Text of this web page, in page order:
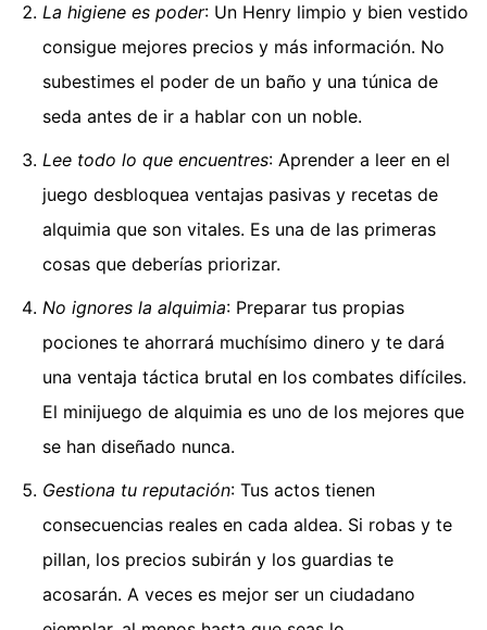
La higiene es poder: Un Henry limpio y bien vestido
consigue mejores precios y más información. No
subestimes el poder de un baño y una túnica de
seda antes de ir a hablar con un noble.
Lee todo lo que encuentres: Aprender a leer en el
juego desbloquea ventajas pasivas y recetas de
alquimia que son vitales. Es una de las primeras
cosas que deberías priorizar.
No ignores la alquimia: Preparar tus propias
pociones te ahorrará muchísimo dinero y te dará
una ventaja táctica brutal en los combates difíciles.
El minijuego de alquimia es uno de los mejores que
se han diseñado nunca.
Gestiona tu reputación: Tus actos tienen
consecuencias reales en cada aldea. Si robas y te
pillan, los precios subirán y los guardias te
acosarán. A veces es mejor ser un ciudadano